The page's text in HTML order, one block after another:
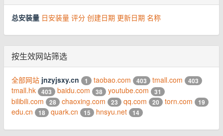
总安装量 日安装量 评分 创建日期 更新日期 名称
按生效网站筛选
全部网站 jnzyjsxy.cn 1 taobao.com 403 tmall.com 403
tmall.hk 403 baidu.com 38 youtube.com 31
bilibili.com 28 chaoxing.com 23 qq.com 20 torn.com 19
edu.cn 18 quark.cn 15 hnsyu.net 14